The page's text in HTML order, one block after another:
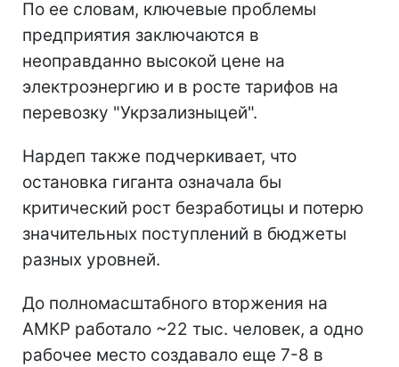
По ее словам, ключевые проблемы
предприятия заключаются в
неоправданно высокой цене на
электроэнергию и в росте тарифов на
перевозку "Укрзализныцей".
Нардеп также подчеркивает, что
остановка гиганта означала бы
критический рост безработицы и потерю
значительных поступлений в бюджеты
разных уровней.
До полномасштабного вторжения на
АМКР работало ~22 тыс. человек, а одно
рабочее место создавало еще 7-8 в